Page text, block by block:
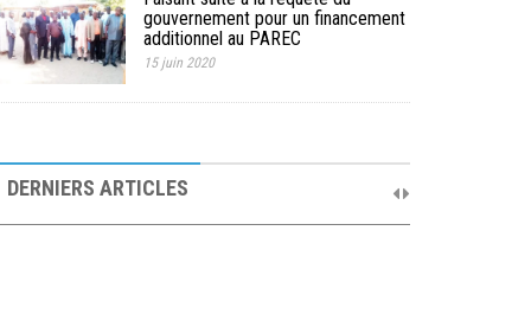
gouvernement pour un financement
additionnel au PAREC
15 juin 2020
DERNIERS ARTICLES
19 septembre 2025